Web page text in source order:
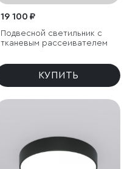
19 100 ₽
Подвесной светильник с
тканевым рассеивателем
КУПИТЬ